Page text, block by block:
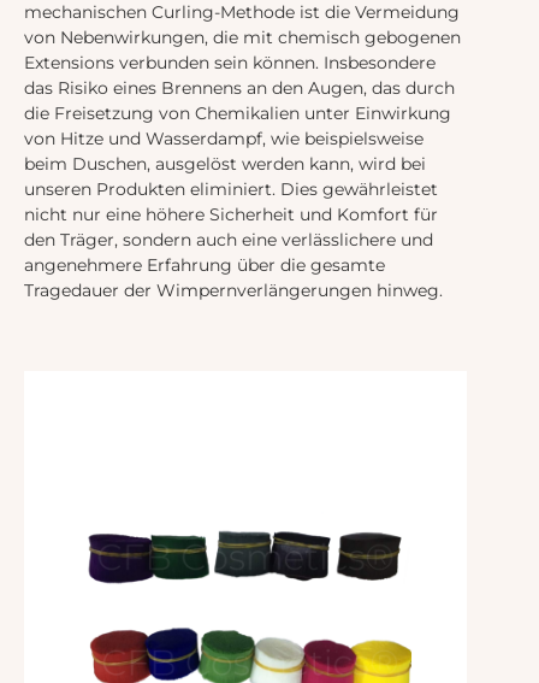
mechanischen Curling-Methode ist die Vermeidung
von Nebenwirkungen, die mit chemisch gebogenen
Extensions verbunden sein können. Insbesondere
das Risiko eines Brennens an den Augen, das durch
die Freisetzung von Chemikalien unter Einwirkung
von Hitze und Wasserdampf, wie beispielsweise
beim Duschen, ausgelöst werden kann, wird bei
unseren Produkten eliminiert. Dies gewährleistet
nicht nur eine höhere Sicherheit und Komfort für
den Träger, sondern auch eine verlässlichere und
angenehmere Erfahrung über die gesamte
Tragedauer der Wimpernverlängerungen hinweg.